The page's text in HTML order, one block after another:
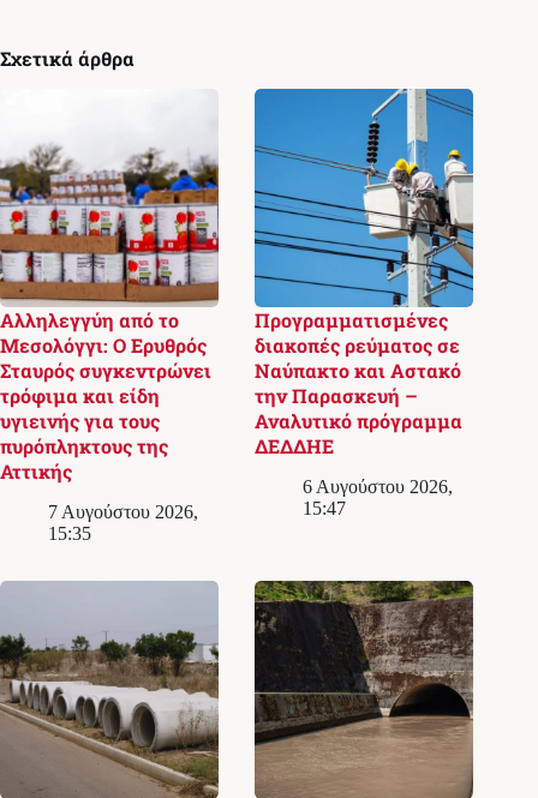
Σχετικά άρθρα
Αλληλεγγύη από το
Μεσολόγγι: Ο Ερυθρός
Σταυρός συγκεντρώνει
τρόφιμα και είδη
υγιεινής για τους
πυρόπληκτους της
Αττικής
7 Αυγούστου 2026,
15:35
Προγραμματισμένες
διακοπές ρεύματος σε
Ναύπακτο και Αστακό
την Παρασκευή –
Αναλυτικό πρόγραμμα
ΔΕΔΔΗΕ
6 Αυγούστου 2026,
15:47